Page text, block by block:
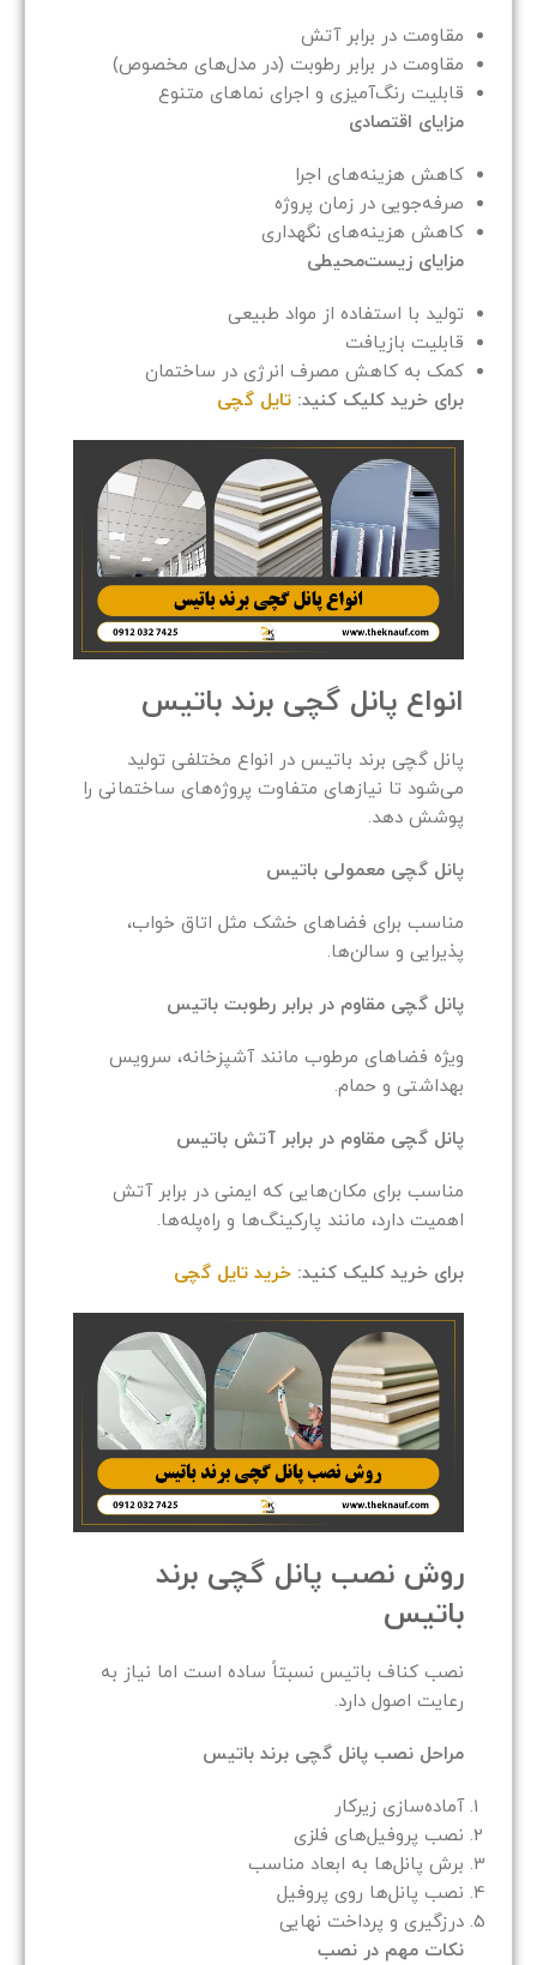
مقاومت در برابر آتش
مقاومت در برابر رطوبت (در مدل‌های مخصوص)
قابلیت رنگ‌آمیزی و اجرای نماهای متنوع
مزایای اقتصادی
کاهش هزینه‌های اجرا
صرفه‌جویی در زمان پروژه
کاهش هزینه‌های نگهداری
مزایای زیست‌محیطی
تولید با استفاده از مواد طبیعی
قابلیت بازیافت
کمک به کاهش مصرف انرژی در ساختمان
برای خرید کلیک کنید: تایل گچی
انواع پانل گچی برند باتیس
پانل گچی برند باتیس در انواع مختلفی تولید
می‌شود تا نیازهای متفاوت پروژه‌های ساختمانی را
پوشش دهد.
پانل گچی معمولی باتیس
مناسب برای فضاهای خشک مثل اتاق خواب،
پذیرایی و سالن‌ها.
پانل گچی مقاوم در برابر رطوبت باتیس
ویژه فضاهای مرطوب مانند آشپزخانه، سرویس
بهداشتی و حمام.
پانل گچی مقاوم در برابر آتش باتیس
مناسب برای مکان‌هایی که ایمنی در برابر آتش
اهمیت دارد، مانند پارکینگ‌ها و راه‌پله‌ها.
برای خرید کلیک کنید: خرید تایل گچی
روش نصب پانل گچی برند
باتیس
نصب کناف باتیس نسبتاً ساده است اما نیاز به
رعایت اصول دارد.
مراحل نصب پانل گچی برند باتیس
آماده‌سازی زیرکار
نصب پروفیل‌های فلزی
برش پانل‌ها به ابعاد مناسب
نصب پانل‌ها روی پروفیل
درزگیری و پرداخت نهایی
نکات مهم در نصب